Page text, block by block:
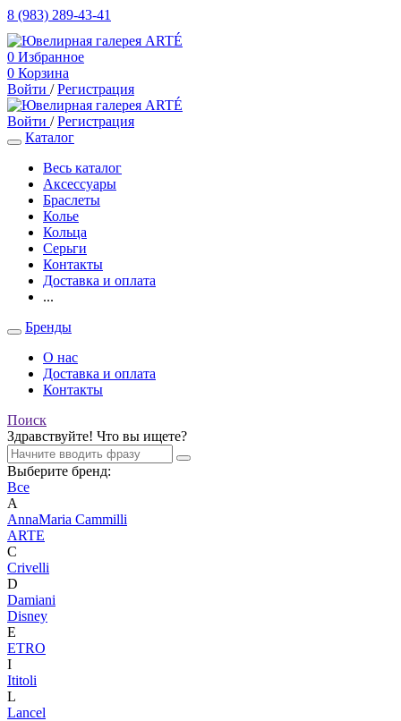
8 (983) 289-43-41
0 Избранное
0 Корзина
Войти / Регистрация
Войти / Регистрация
Каталог
Весь каталог
Аксессуары
Браслеты
Колье
Кольца
Серьги
Контакты
Доставка и оплата
...
Бренды
О нас
Доставка и оплата
Контакты
Поиск
Здравствуйте! Что вы ищете?
Выберите бренд:
Все
A
AnnaMaria Cammilli
ARTE
C
Crivelli
D
Damiani
Disney
E
ETRO
I
Ititoli
L
Lancel